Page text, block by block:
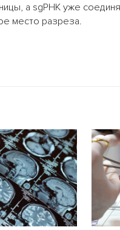
а sgРНК уже
место разреза.